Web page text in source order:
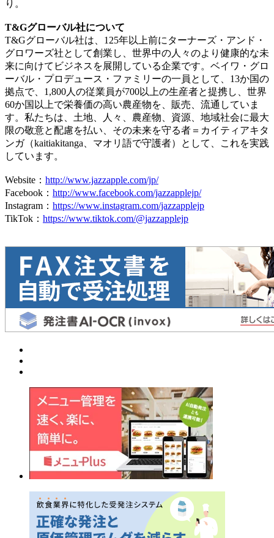
り。
T&Gグローバル社について
T&Gグローバル社は、125年以上前にターナーズ・アンド・
グロワーズ社として創業し、世界中の人々のより健康的な未
来に向けてビジネスを展開している企業です。ベイワ・グロ
ーバル・プロデュース・ファミリーの一員として、13か国の
拠点で、1,800人の従業員が700以上の生産者と提携し、世界
60か国以上で栄養価の高い農産物を、販売、流通していま
す。私たちは、土地、人々、農産物、資源、地域社会に最大
限の敬意と配慮を払い、その未来を守る者＝カイティアキタ
ンガ（kaitiakitanga、マオリ語で守護者）として、これを実践
しています。
Website： http://www.jazzapple.com/jp/
Facebook： http://www.facebook.com/jazzapplejp/
Instagram： https://www.instagram.com/jazzapplejp
TikTok： https://www.tiktok.com/@jazzapplejp